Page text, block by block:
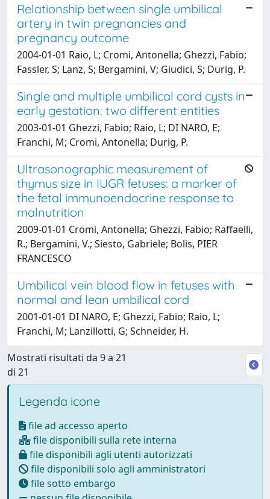
Relationship between single umbilical
artery in twin pregnancies and
pregnancy outcome
2004-01-01 Raio, L; Cromi, Antonella; Ghezzi, Fabio;
Fassler, S; Lanz, S; Bergamini, V; Giudici, S; Durig, P.
Single and multiple umbilical cord cysts in
early gestation: two different entities
2003-01-01 Ghezzi, Fabio; Raio, L; DI NARO, E;
Franchi, M; Cromi, Antonella; Durig, P.
Ultrasonographic measurement of
thymus size in IUGR fetuses: a marker of
the fetal immunoendocrine response to
malnutrition
2009-01-01 Cromi, Antonella; Ghezzi, Fabio; Raffaelli,
R.; Bergamini, V.; Siesto, Gabriele; Bolis, PIER
FRANCESCO
Umbilical vein blood flow in fetuses with
normal and lean umbilical cord
2001-01-01 DI NARO, E; Ghezzi, Fabio; Raio, L;
Franchi, M; Lanzillotti, G; Schneider, H.
Mostrati risultati da 9 a 21
di 21
Legenda icone
file ad accesso aperto
file disponibili sulla rete interna
file disponibili agli utenti autorizzati
file disponibili solo agli amministratori
file sotto embargo